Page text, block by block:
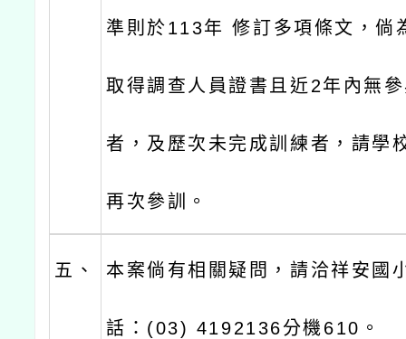
準則於113年 修訂多項條文，倘
取得調查人員證書且近2年內無
者，及歷次未完成訓練者，請學
再次參訓。
五、 本案倘有相關疑問，請洽祥安國
話：(03) 4192136分機610。